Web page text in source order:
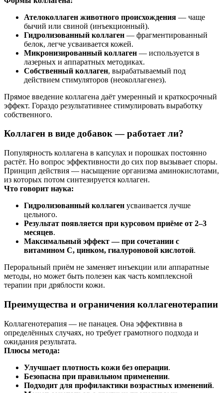
Ателоколлаген животного происхождения — чаще
бычий или свиной (инъекционный).
Гидролизованный коллаген — фрагментированный
белок, легче усваивается кожей.
Микронизированный коллаген — используется в
лазерных и аппаратных методиках.
Собственный коллаген, вырабатываемый под
действием стимуляторов (неоколлагенез).
Прямое введение коллагена даёт умеренный и краткосрочный
эффект. Гораздо результативнее стимулировать выработку
собственного.
Коллаген в виде добавок — работает ли?
Популярность коллагена в капсулах и порошках постоянно
растёт. Но вопрос эффективности до сих пор вызывает споры.
Принцип действия — насыщение организма аминокислотами,
из которых потом синтезируется коллаген.
Что говорит наука:
Гидролизованный коллаген усваивается лучше
цельного.
Результат появляется при курсовом приёме от 2–3
месяцев.
Максимальный эффект — при сочетании с
витамином С, цинком, гиалуроновой кислотой.
Пероральный приём не заменяет инъекции или аппаратные
методы, но может быть полезен как часть комплексной
терапии при дряблости кожи.
Преимущества и ограничения коллагенотерапии
Коллагенотерапия — не панацея. Она эффективна в
определённых случаях, но требует грамотного подхода и
ожидания результата.
Плюсы метода:
Улучшает плотность кожи без операции.
Безопасна при правильном применении.
Подходит для профилактики возрастных изменений.